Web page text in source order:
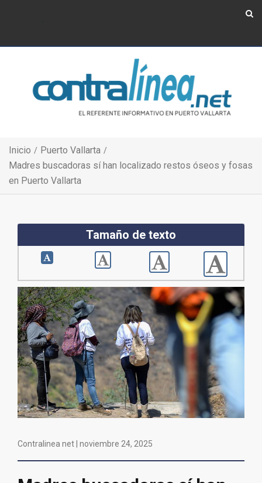
Inicio
Puerto Vallarta
Madres buscadoras sí han localizado restos óseos y fosas
en Puerto Vallarta
Tamaño de texto
Contralinea net | noviembre 24, 2025